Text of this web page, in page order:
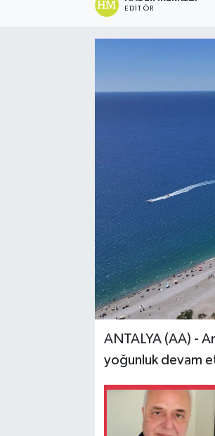
EDITÖR
ANTALYA (AA) -
yoğunluk devam